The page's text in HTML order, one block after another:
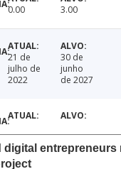
0.00 3.00
21 de
julho de
2022
30 de
junho
de 2027
entrepreneurs